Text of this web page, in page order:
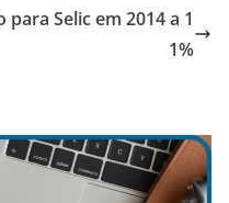
Selic em 2014 a 1
1%